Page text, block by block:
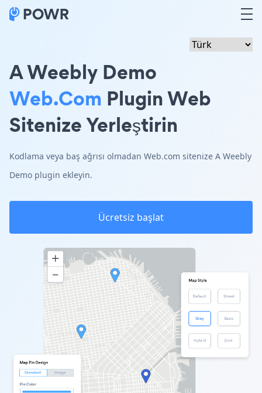
A Weebly Demo
Web.com Plugin Web
Sitenize Yerleştirin
Kodlama veya baş ağrısı olmadan Web.com sitenize A Weebly
Demo plugin ekleyin.
Ücretsiz başlat